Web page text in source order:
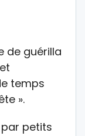
de guérilla
temps
».
petits